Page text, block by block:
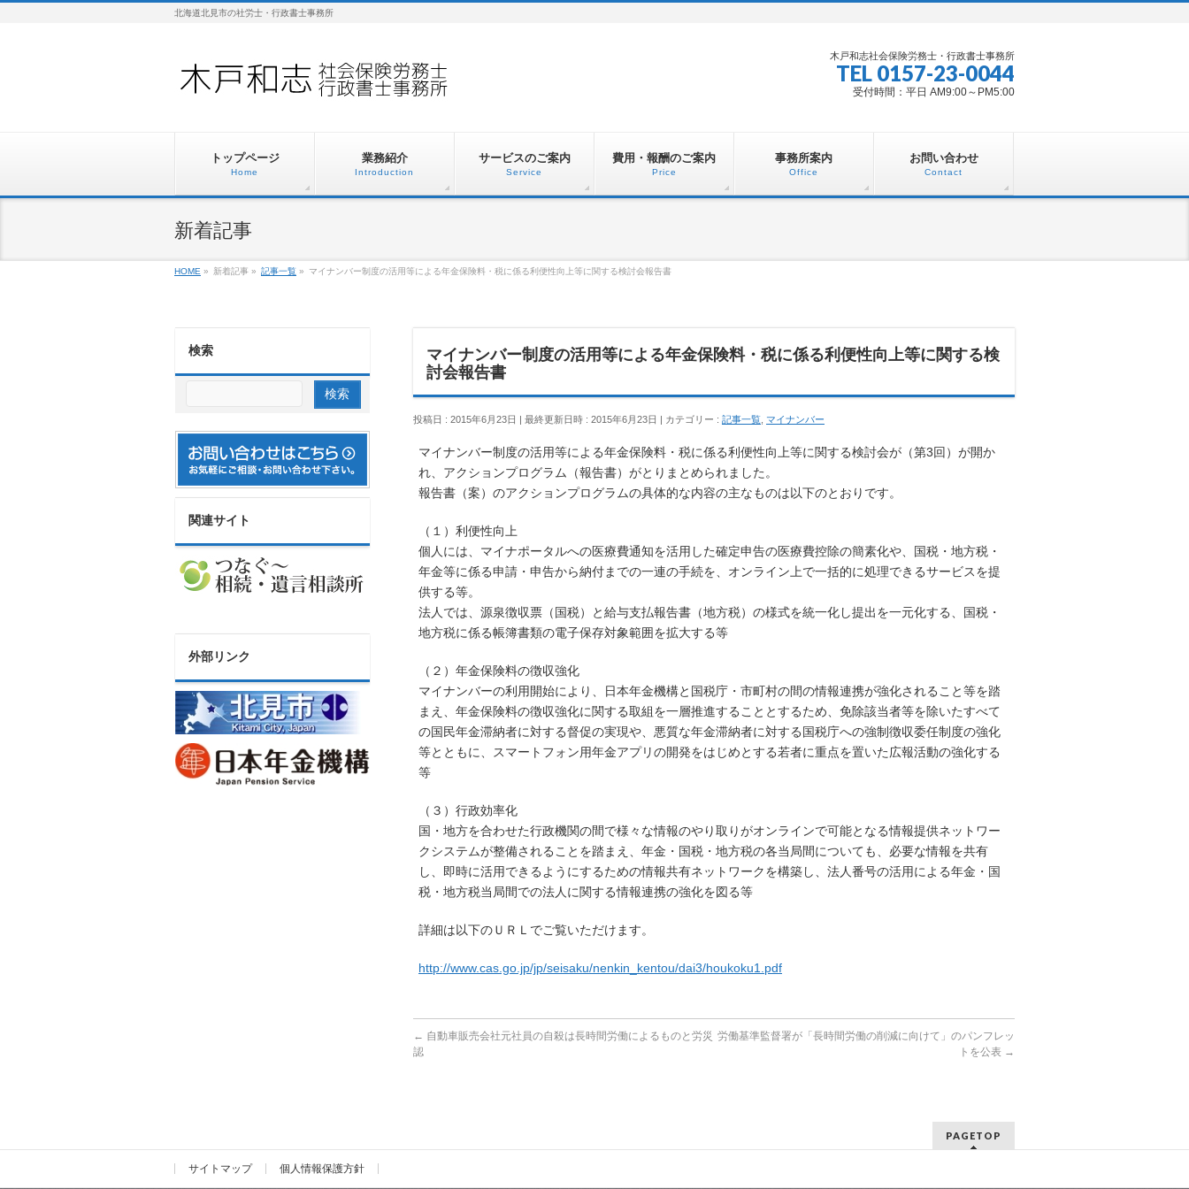
北海道北見市の社労士・行政書士事務所
木戸和志社会保険労務士・行政書士事務所
TEL 0157-23-0044
受付時間：平日 AM9:00～PM5:00
トップページ
Home
業務紹介
Introduction
サービスのご案内
Service
費用・報酬のご案内
Price
事務所案内
Office
お問い合わせ
Contact
新着記事
HOME » 新着記事 » 記事一覧 » マイナンバー制度の活用等による年金保険料・税に係る利便性向上等に関する検討会報告書
マイナンバー制度の活用等による年金保険料・税に係る利便性向上等に関する検
討会報告書
投稿日 : 2015年6月23日 最終更新日時 : 2015年6月23日 カテゴリー : 記事一覧 マイナンバー
マイナンバー制度の活用等による年金保険料・税に係る利便性向上等に関する検討会が（第3回）が開か
れ、アクションプログラム（報告書）がとりまとめられました。
報告書（案）のアクションプログラムの具体的な内容の主なものは以下のとおりです。
（１）利便性向上
個人には、マイナポータルへの医療費通知を活用した確定申告の医療費控除の簡素化や、国税・地方税・
年金等に係る申請・申告から納付までの一連の手続を、オンライン上で一括的に処理できるサービスを提
供する等。
法人では、源泉徴収票（国税）と給与支払報告書（地方税）の様式を統一化し提出を一元化する、国税・
地方税に係る帳簿書類の電子保存対象範囲を拡大する等
（２）年金保険料の徴収強化
マイナンバーの利用開始により、日本年金機構と国税庁・市町村の間の情報連携が強化されること等を踏
まえ、年金保険料の徴収強化に関する取組を一層推進することとするため、免除該当者等を除いたすべて
の国民年金滞納者に対する督促の実現や、悪質な年金滞納者に対する国税庁への強制徴収委任制度の強化
等とともに、スマートフォン用年金アプリの開発をはじめとする若者に重点を置いた広報活動の強化する
等
（３）行政効率化
国・地方を合わせた行政機関の間で様々な情報のやり取りがオンラインで可能となる情報提供ネットワー
クシステムが整備されることを踏まえ、年金・国税・地方税の各当局間についても、必要な情報を共有
し、即時に活用できるようにするための情報共有ネットワークを構築し、法人番号の活用による年金・国
税・地方税当局間での法人に関する情報連携の強化を図る等
詳細は以下のＵＲＬでご覧いただけます。
http://www.cas.go.jp/jp/seisaku/nenkin_kentou/dai3/houkoku1.pdf
← 自動車販売会社元社員の自殺は長時間労働によるものと労災
認
労働基準監督署が「長時間労働の削減に向けて」のパンフレッ
トを公表 →
検索
関連サイト
外部リンク
PAGETOP
サイトマップ 個人情報保護方針